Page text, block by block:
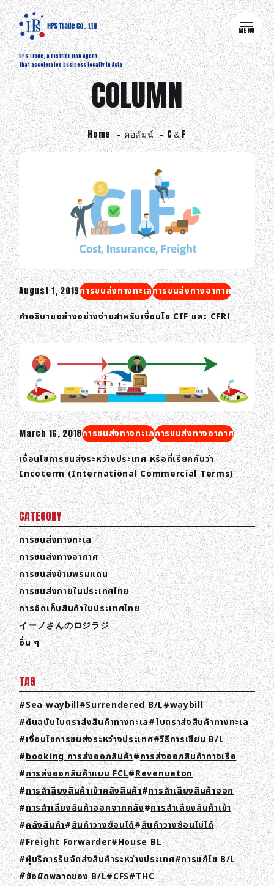
HPS Trade, a distribution agent
that accelerates business locally in Asia
MENU
COLUMN
Home คอลัมน์ C＆F
August 1, 2019การขนส่งทางทะเลการขนส่งทางอากาศ
คำอธิบายอย่างอย่างง่ายสำหรับเงื่อนไข CIF และ CFR!
March 16, 2018การขนส่งทางทะเลการขนส่งทางอากาศ
เงื่อนไขการขนส่งระหว่างประเทศ หรือที่เรียกกันว่า
Incoterm (International Commercial Terms)
CATEGORY
การขนส่งทางทะเล
การขนส่งทางอากาศ
การขนส่งข้ามพรมแดน
การขนส่งภายในประเทศไทย
การจัดเก็บสินค้าในประเทศไทย
イーノさんのロジラジ
อื่น ๆ
TAG
Sea waybill Surrendered B/L
waybill
ต้นฉบับใบตราส่งสินค้าทางทะเล ใบตราส่งสินค้าทางทะเล
เงื่อนไขการขนส่งระหว่างประเทศ วิธีการเขียน B/L
booking การส่งออกสินค้า การส่งออกสินค้าทางเรือ
การส่งออกสินค้าแบบ FCL Revenueton
การลำลียงสินค้าเข้าคลังสินค้า การลำเลียงสินค้าออก
การลำเลียงสินค้าออกจากคลัง การลำเลียงสินค้าเข้า
คลังสินค้า สินค้าวางซ้อนได้ สินค้าวางซ้อนไม่ได้
Freight Forwarder House BL
ผู้บริการรับจัดส่งสินค้าระหว่างประเทศ การแก้ไข B/L
้ข้อผิดพลาดของ B/L CFS THC